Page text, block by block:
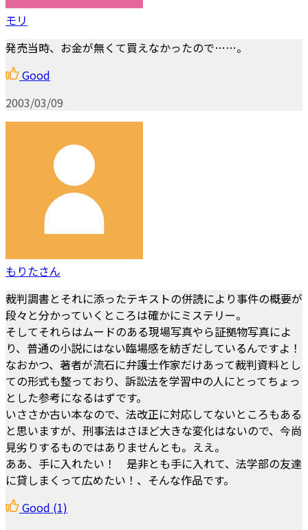
モリ
発売当時、お金が無くて買えなかったので……。
Good
2003/03/09
もりたさん
裁判調書とそれに添ったテキストの併読により事件の概要が
段々と分かっていくところは確かにミステリー。
そしてそれらはムードのある現場写真やら証拠物写真によ
り、普通の小説にはない臨場感を紡ぎだしているんですよ！
なおかつ、著者が流石に弁護士作家だけあって裁判資料とし
ての形式も整っており、訴訟法を学習中の人にとってちょっ
とした参考になるはずです。
いささか古い本なので、法改正に対応してないところもある
と思いますが、刑事法はさほど大きな変化はないので、今尚
見劣りするものではありませんとも。ええ。
ああ、手に入れたい！ 是非とも手に入れて、法学部の友達
に貸しまくって広めたい！、そんな作品です。
Good (1)